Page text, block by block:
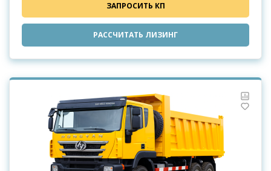
ЗАПРОСИТЬ КП
РАССЧИТАТЬ ЛИЗИНГ